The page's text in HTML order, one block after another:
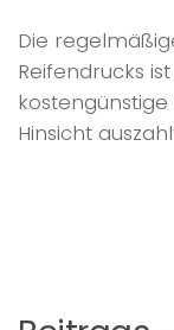
Die
Reifendrucks
Hinsicht